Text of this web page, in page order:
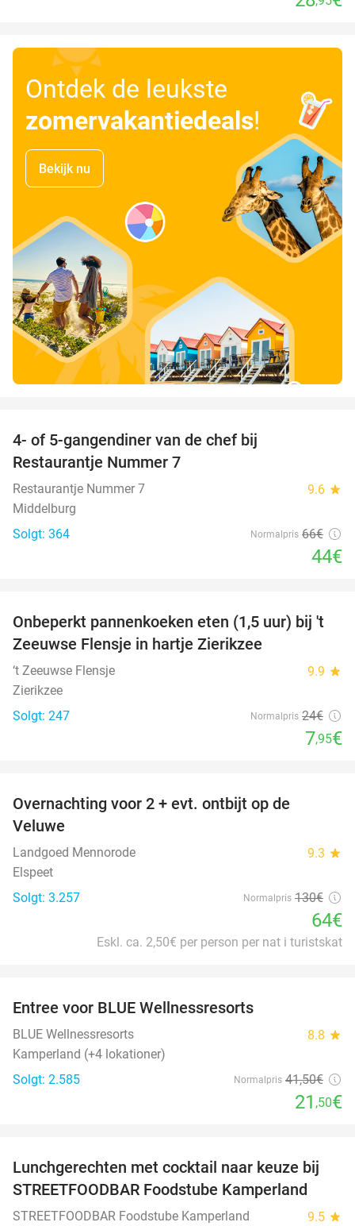
Ontdek de leukste
zomervakantiedeals!
Bekijk nu
4- of 5-gangendiner van de chef bij
Restaurantje Nummer 7
Restaurantje Nummer 7 9.6 star
Middelburg
Solgt: 364
Normalpris 66€
44€
67%
Onbeperkt pannenkoeken eten (1,5 uur) bij 't
Zeeuwse Flensje in hartje Zierikzee
‘t Zeeuwse Flensje 9.9 star
Zierikzee
Solgt: 247
Normalpris 24€
7,95€
Overnachting voor 2 + evt. ontbijt op de
Veluwe
Landgoed Mennorode 9.3 star
Elspeet
Solgt: 3.257
Normalpris 130€
64€
Eskl. ca. 2,50€ per person per nat i turistskat
Entree voor BLUE Wellnessresorts
BLUE Wellnessresorts 8.8 star
Kamperland (+4 lokationer)
Solgt: 2.585
Normalpris 41,50€
21 ,50€
41%
Lunchgerechten met cocktail naar keuze bij
STREETFOODBAR Foodstube Kamperland
STREETFOODBAR Foodstube Kamperland 9.5 star